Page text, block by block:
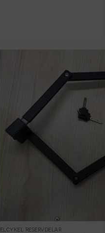
ELCYKEL RESERVDELAR